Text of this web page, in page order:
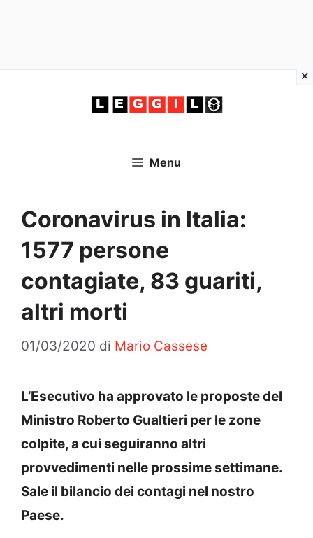
Menu
Coronavirus in Italia:
1577 persone
contagiate, 83 guariti,
altri morti
01/03/2020 di Mario Cassese
L’Esecutivo ha approvato le proposte del
Ministro Roberto Gualtieri per le zone
colpite, a cui seguiranno altri
provvedimenti nelle prossime settimane.
Sale il bilancio dei contagi nel nostro
Paese.